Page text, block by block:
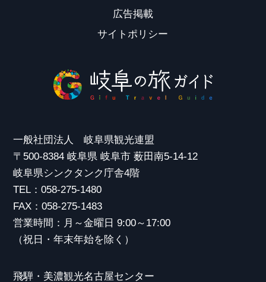
広告掲載
サイトポリシー
一般社団法人 岐阜県観光連盟
〒500-8384 岐阜県 岐阜市 薮田南5-14-12
岐阜県シンクタンク庁舎4階
TEL：058-275-1480
FAX：058-275-1483
営業時間：月～金曜日 9:00～17:00
（祝日・年末年始を除く）
飛騨・美濃観光名古屋センター